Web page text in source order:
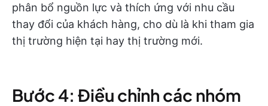
phân bổ nguồn lực và thích ứng với nhu cầu
thay đổi của khách hàng, cho dù là khi tham gia
thị trường hiện tại hay thị trường mới.
Bước 4: Điều chỉnh các nhóm